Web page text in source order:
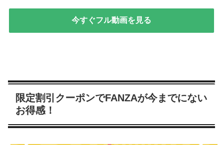
今すぐフル動画を見る
限定割引クーポンでFANZAが今までにない
お得感！